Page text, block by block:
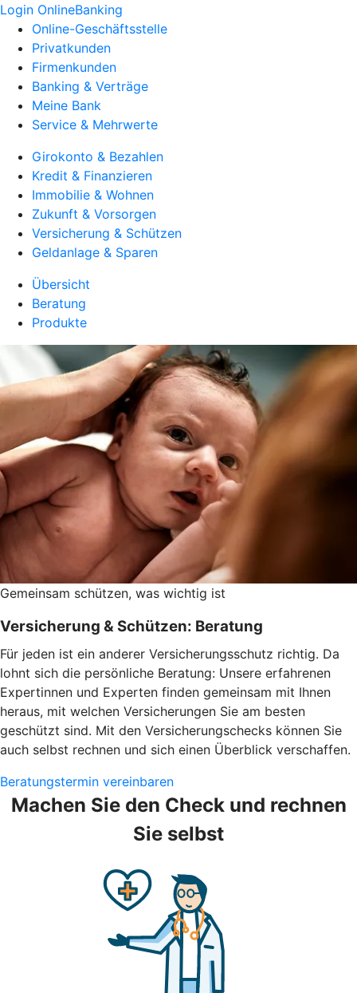
Login OnlineBanking
Online-Geschäftsstelle
Privatkunden
Firmenkunden
Banking & Verträge
Meine Bank
Service & Mehrwerte
Girokonto & Bezahlen
Kredit & Finanzieren
Immobilie & Wohnen
Zukunft & Vorsorgen
Versicherung & Schützen
Geldanlage & Sparen
Übersicht
Beratung
Produkte
Gemeinsam schützen, was wichtig ist
Versicherung & Schützen: Beratung
Für jeden ist ein anderer Versicherungsschutz richtig. Da
lohnt sich die persönliche Beratung: Unsere erfahrenen
Expertinnen und Experten finden gemeinsam mit Ihnen
heraus, mit welchen Versicherungen Sie am besten
geschützt sind. Mit den Versicherungschecks können Sie
auch selbst rechnen und sich einen Überblick verschaffen.
Beratungstermin vereinbaren
Machen Sie den Check und rechnen
Sie selbst